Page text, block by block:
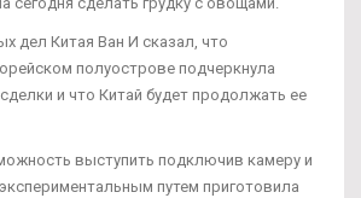
дел Китая Ван И сказал, что
полуострове подчеркнула
и что Китай будет продолжать ее
выступить подключив камеру и
путем приготовила